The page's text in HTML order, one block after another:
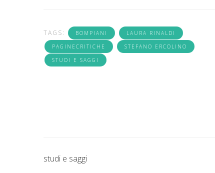
TAGS: BOMPIANI
LAURA RINALDI
PAGINECRITICHE
STEFANO ERCOLINO
STUDI E SAGGI
studi e saggi